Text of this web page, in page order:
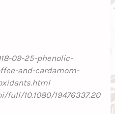
09-25-phenolic-
and-cardamom-
full/10.1080/19476337.20